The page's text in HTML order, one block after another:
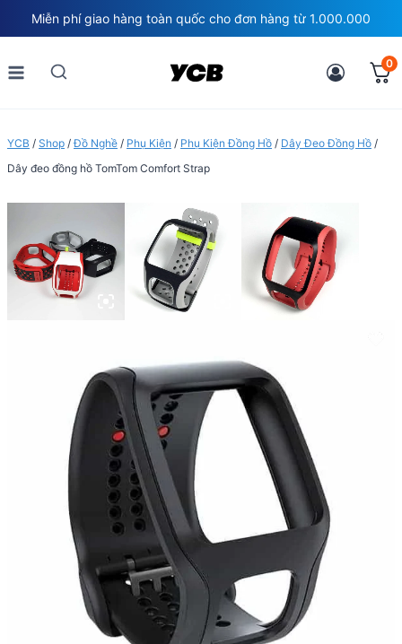
to
content
Miễn phí giao hàng toàn quốc cho đơn hàng từ 1.000.000
0
YCB / Shop /Đồ Nghề / Phụ Kiện / Phụ Kiện Đồng Hồ / Dây Đeo Đồng Hồ /
Dây đeo đồng hồ TomTom Comfort Strap